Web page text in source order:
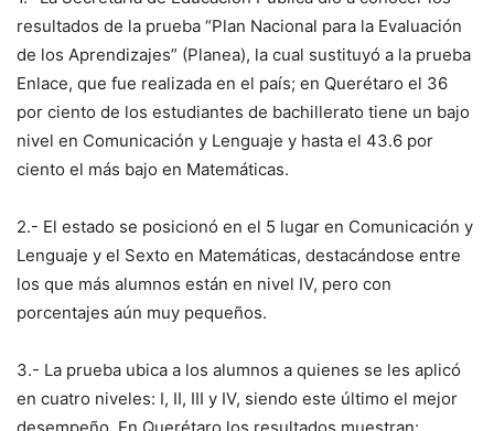
resultados de la prueba “Plan Nacional para la Evaluación
de los Aprendizajes” (Planea), la cual sustituyó a la prueba
Enlace, que fue realizada en el país; en Querétaro el 36
por ciento de los estudiantes de bachillerato tiene un bajo
nivel en Comunicación y Lenguaje y hasta el 43.6 por
ciento el más bajo en Matemáticas.
2.- El estado se posicionó en el 5 lugar en Comunicación y
Lenguaje y el Sexto en Matemáticas, destacándose entre
los que más alumnos están en nivel IV, pero con
porcentajes aún muy pequeños.
3.- La prueba ubica a los alumnos a quienes se les aplicó
en cuatro niveles: I, II, III y IV, siendo este último el mejor